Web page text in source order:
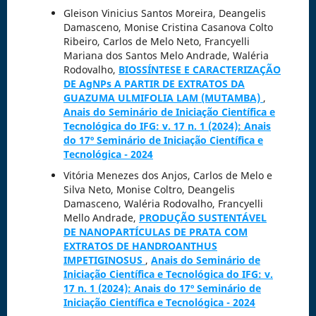
Gleison Vinicius Santos Moreira, Deangelis
Damasceno, Monise Cristina Casanova Colto
Ribeiro, Carlos de Melo Neto, Francyelli
Mariana dos Santos Melo Andrade, Waléria
Rodovalho, BIOSSÍNTESE E CARACTERIZAÇÃO
DE AgNPs A PARTIR DE EXTRATOS DA
GUAZUMA ULMIFOLIA LAM (MUTAMBA) ,
Anais do Seminário de Iniciação Científica e
Tecnológica do IFG: v. 17 n. 1 (2024): Anais
do 17º Seminário de Iniciação Científica e
Tecnológica - 2024
Vitória Menezes dos Anjos, Carlos de Melo e
Silva Neto, Monise Coltro, Deangelis
Damasceno, Waléria Rodovalho, Francyelli
Mello Andrade, PRODUÇÃO SUSTENTÁVEL
DE NANOPARTÍCULAS DE PRATA COM
EXTRATOS DE HANDROANTHUS
IMPETIGINOSUS , Anais do Seminário de
Iniciação Científica e Tecnológica do IFG: v.
17 n. 1 (2024): Anais do 17º Seminário de
Iniciação Científica e Tecnológica - 2024